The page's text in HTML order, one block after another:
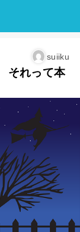
suiiku
それって本